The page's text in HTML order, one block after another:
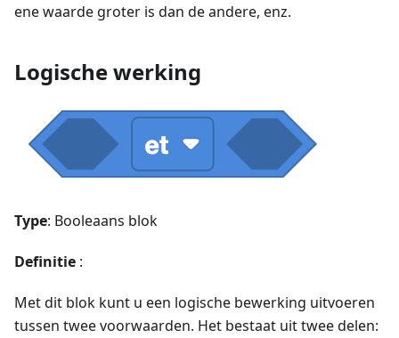
ene waarde groter is dan de andere, enz.
Logische werking
Type: Booleaans blok
Definitie :
Met dit blok kunt u een logische bewerking uitvoeren
tussen twee voorwaarden. Het bestaat uit twee delen: